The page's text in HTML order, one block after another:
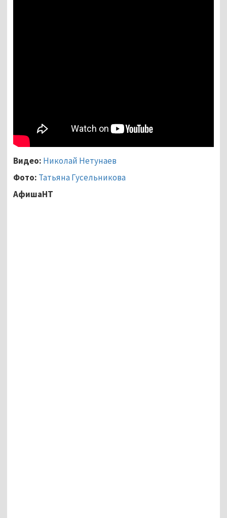
Видео: Николай Нетунаев
Фото: Татьяна Гусельникова
АфишаНТ